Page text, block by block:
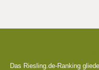
Das Riesling.de-Ranking